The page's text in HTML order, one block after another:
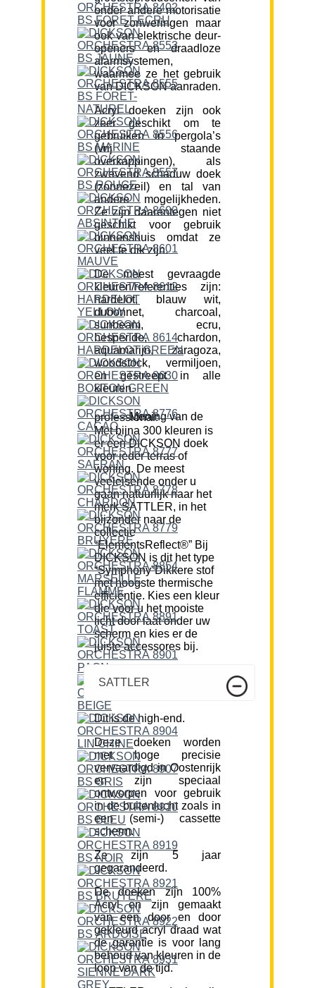
onder andere motorisatie
voor zonweringen maar
ook van elektrische deur-
openers en draadloze
alarmsystemen,
waarmee ze het gebruik
van DICKSON aanraden.
Acryl doeken zijn ook
zeer geschikt om te
gebruiken in pergola’s
(vrij staande
overkappingen), als
zwevend schaduw doek
(zonnezeil) en tal van
andere mogelijkheden.
Ze zijn daarentegen niet
geschikt voor gebruik
binnenshuis omdat ze
veel te dik zijn.
De meest gevraagde
kleuren/referenties zijn:
hardelot, blauw wit,
dubonnet, charcoal,
sunbeam, ecru,
hesperide, chardon,
aquamarijn, zaragoza,
woodstock, vermiljoen,
en gestreept in alle
kleuren.
Mening van de professional:
Met bijna 300 kleuren is
er een DICKSON doek
voor ieder terras of
woning. De meest
veeleisende onder u
gaan natuurlijk naar het
merk SATTLER, in het
bijzonder naar de
collectie
“ElementsReflect®” Bij
DICKSON is dit het type
“Symphony”Dikkere stof
met hoogste thermische
efficiëntie. Kies een kleur
die voor u het mooiste
licht door laat onder uw
scherm en kies er de
juiste accessores bij.
SATTLER
Dit is de high-end.
Deze doeken worden
met hoge precisie
vervaardigd in Oostenrijk
en zijn speciaal
ontworpen voor gebruik
in de buitenlucht zoals in
een (semi-) cassette
scherm.
Ze zijn 5 jaar
gegarandeerd.
De doeken zijn 100%
Acryl en zijn gemaakt
van een door en door
gekleurd acryl draad wat
de garantie is voor lang
behoud van kleuren in de
loop van de tijd.